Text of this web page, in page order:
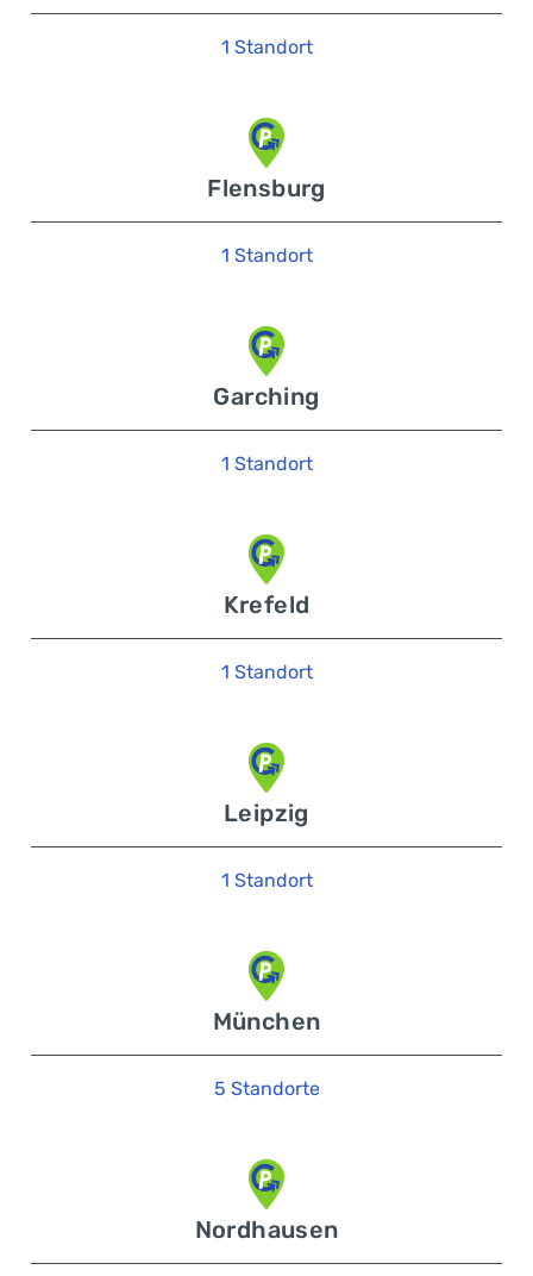
1 Standort
Flensburg
1 Standort
Garching
1 Standort
Krefeld
1 Standort
Leipzig
1 Standort
München
5 Standorte
Nordhausen